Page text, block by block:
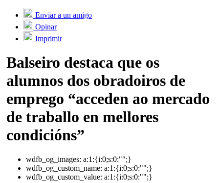
Enviar a un amigo
Opinar
Imprimir
Balseiro destaca que os
alumnos dos obradoiros de
emprego “acceden ao mercado
de traballo en mellores
condicións”
wdfb_og_images: a:1:{i:0;s:0:"";}
wdfb_og_custom_name: a:1:{i:0;s:0:"";}
wdfb_og_custom_value: a:1:{i:0;s:0:"";}